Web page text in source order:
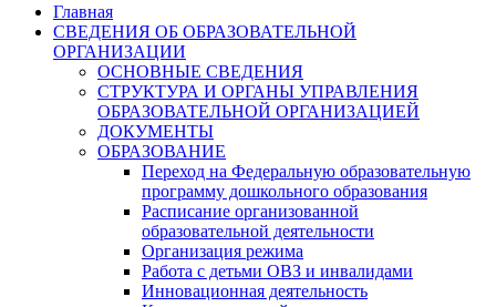
Главная
СВЕДЕНИЯ ОБ ОБРАЗОВАТЕЛЬНОЙ
ОРГАНИЗАЦИИ
ОСНОВНЫЕ СВЕДЕНИЯ
СТРУКТУРА И ОРГАНЫ УПРАВЛЕНИЯ
ОБРАЗОВАТЕЛЬНОЙ ОРГАНИЗАЦИЕЙ
ДОКУМЕНТЫ
ОБРАЗОВАНИЕ
Переход на Федеральную образовательную
программу дошкольного образования
Расписание организованной
образовательной деятельности
Организация режима
Работа с детьми ОВЗ и инвалидами
Инновационная деятельность